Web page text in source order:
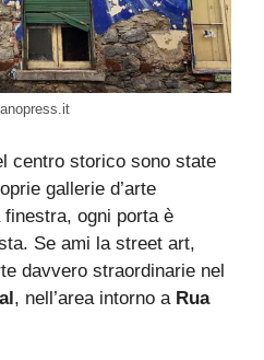
centro storico sono state
gallerie d’arte
finestra, ogni porta è
Se ami la street art,
davvero straordinarie nel
, nell’area intorno a Rua